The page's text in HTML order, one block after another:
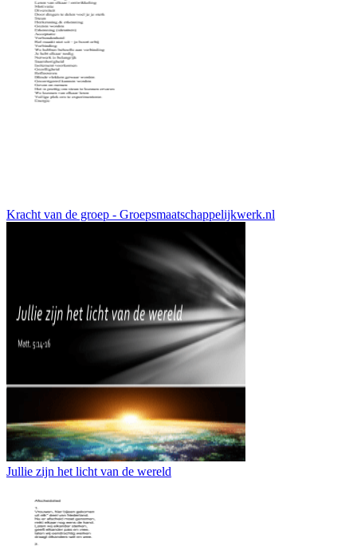
Kracht van de groep - Groepsmaatschappelijkwerk.nl
Jullie zijn het licht van de wereld